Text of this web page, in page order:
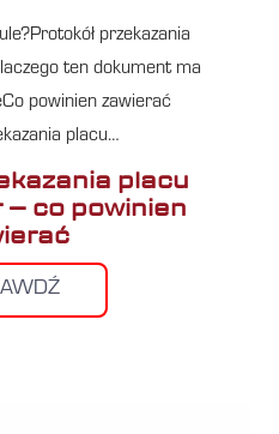
przekazania
ten dokument ma
powinien zawierać
placu…
placu
– co powinien